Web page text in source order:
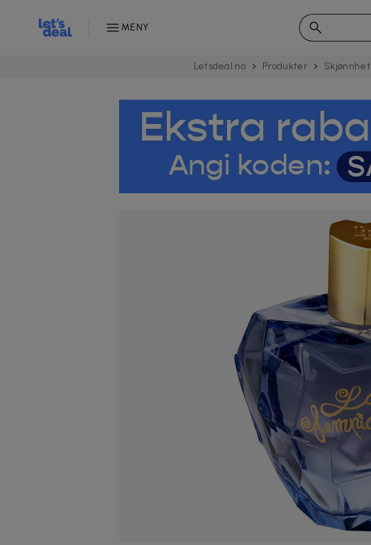
MENY
Letsdeal.no Produkter Skjønnhet